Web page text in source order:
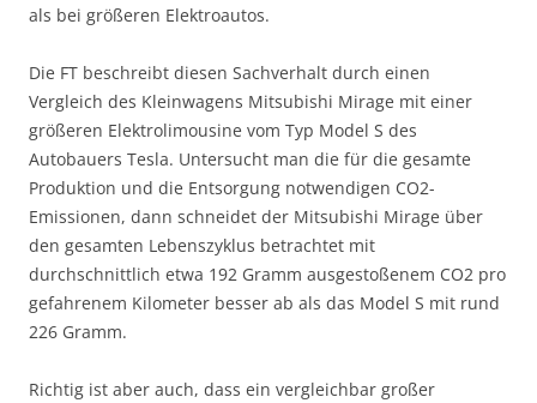
als bei größeren Elektroautos.
Die FT beschreibt diesen Sachverhalt durch einen
Vergleich des Kleinwagens Mitsubishi Mirage mit einer
größeren Elektrolimousine vom Typ Model S des
Autobauers Tesla. Untersucht man die für die gesamte
Produktion und die Entsorgung notwendigen CO2-
Emissionen, dann schneidet der Mitsubishi Mirage über
den gesamten Lebenszyklus betrachtet mit
durchschnittlich etwa 192 Gramm ausgestoßenem CO2 pro
gefahrenem Kilometer besser ab als das Model S mit rund
226 Gramm.
Richtig ist aber auch, dass ein vergleichbar großer